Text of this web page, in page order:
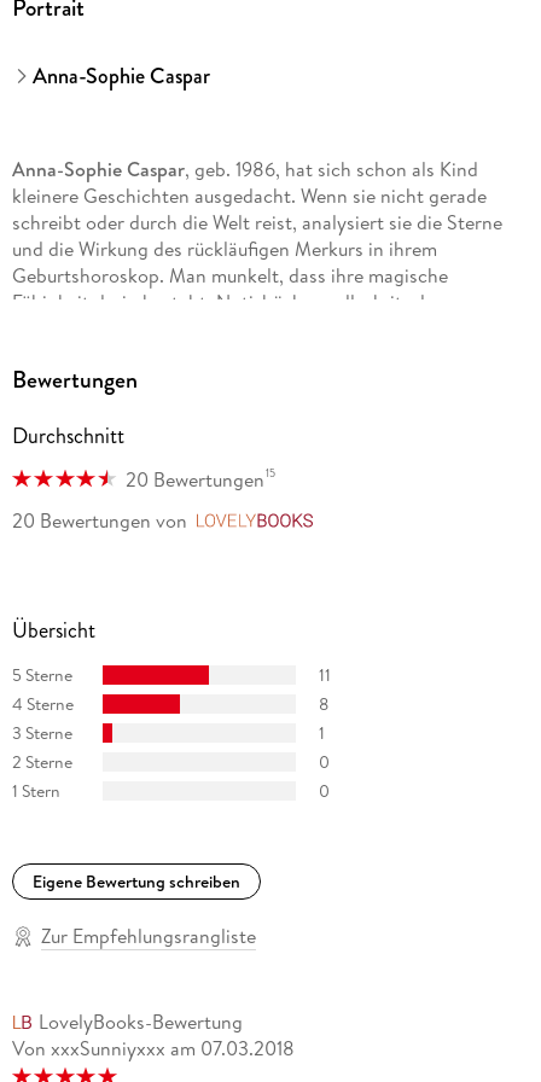
Portrait
Anna-Sophie Caspar
Anna-Sophie Caspar, geb. 1986, hat sich schon als Kind
kleinere Geschichten ausgedacht. Wenn sie nicht gerade
schreibt oder durch die Welt reist, analysiert sie die Sterne
und die Wirkung des rückläufigen Merkurs in ihrem
Geburtshoroskop. Man munkelt, dass ihre magische
Fähigkeit darin besteht, Notizbücher vollzukritzeln.
Bewertungen
Durchschnitt
20 Bewertungen15
20 Bewertungen von
Übersicht
5 Sterne
11
4 Sterne
8
3 Sterne
1
2 Sterne
0
1 Stern
0
Eigene Bewertung schreiben
Zur Empfehlungsrangliste
LovelyBooks-Bewertung
Von xxxSunniyxxx am 07.03.2018